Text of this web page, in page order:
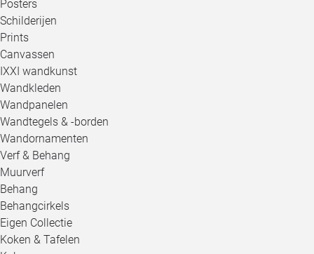
Posters
Schilderijen
Prints
Canvassen
IXXI wandkunst
Wandkleden
Wandpanelen
Wandtegels & -borden
Wandornamenten
Verf & Behang
Muurverf
Behang
Behangcirkels
Eigen Collectie
Koken & Tafelen